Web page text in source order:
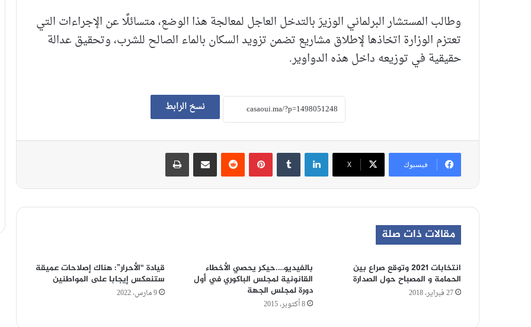
وطالب المستشار البرلماني الوزيرَ بالتدخل العاجل لمعالجة هذا الوضع، متسائلًا عن الإجراءات التي
تعتزم الوزارة اتخاذها لإطلاق مشاريع تضمن تزويد السكان بالماء الصالح للشرب، وتحقيق عدالة
حقيقية في توزيعه داخل هذه الدواوير.
نسخ الرابط
فيسبوك ‫X
لينكدإن بينتيريست
مقالات ذات صلة
انتخابات 2021 وتوقع صراع بين
الحمامة و المصباح حول الصدارة
27 فبراير، 2018
بالفيديو….حيكر يحصي الأخطاء
القانونية لمجلس الباكوري في أول
دورة لمجلس الجهة
8 أكتوبر، 2015
قيادة “الأحرار”: هناك إصلاحات عميقة
ستنعكس إيجابا على المواطنين
9 مارس، 2022